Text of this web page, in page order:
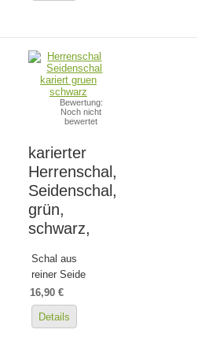
Bewertung:
Noch nicht
bewertet
karierter
Herrenschal,
Seidenschal,
grün,
schwarz,
Schal aus
reiner Seide
16,90 €
Details